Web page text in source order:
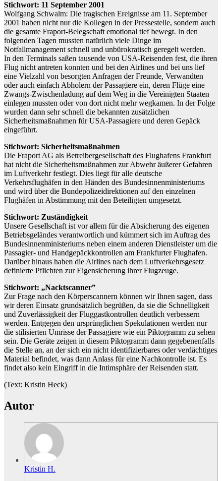
Stichwort: 11 September 2001
Wolfgang Schwalm: Die tragischen Ereignisse am 11. September
2001 haben nicht nur die Kollegen in der Pressestelle, sondern auch
die gesamte Fraport-Belegschaft emotional tief bewegt. In den
folgenden Tagen mussten natürlich viele Dinge im
Notfallmanagement schnell und unbürokratisch geregelt werden.
In den Terminals saßen tausende von USA-Reisenden fest, die ihren
Flug nicht antreten konnten und bei den Airlines und bei uns lief
eine Vielzahl von besorgten Anfragen der Freunde, Verwandten
oder auch einfach Abholern der Passagiere ein, deren Flüge eine
Zwangs-Zwischenladung auf dem Weg in die Vereinigten Staaten
einlegen mussten oder von dort nicht mehr wegkamen. In der Folge
wurden dann sehr schnell die bekannten zusätzlichen
Sicherheitsmaßnahmen für USA-Passagiere und deren Gepäck
eingeführt.
Stichwort: Sicherheitsmaßnahmen
Die Fraport AG als Betreibergesellschaft des Flughafens Frankfurt
hat nicht die Sicherheitsmaßnahmen zur Abwehr äußerer Gefahren
im Luftverkehr festlegt. Dies liegt für alle deutsche
Verkehrsflughäfen in den Händen des Bundesinnenministeriums
und wird über die Bundepolizeidirektionen auf den einzelnen
Flughäfen in Abstimmung mit den Beteiligten umgesetzt.
Stichwort: Zuständigkeit
Unsere Gesellschaft ist vor allem für die Absicherung des eigenen
Betriebsgeländes verantwortlich und kümmert sich im Auftrag des
Bundesinnenministeriums neben einem anderen Dienstleister um die
Passagier- und Handgepäckkontrollen am Frankfurter Flughafen.
Darüber hinaus haben die Airlines nach dem Luftverkehrsgesetz
definierte Pflichten zur Eigensicherung ihrer Flugzeuge.
Stichwort: „Nacktscanner”
Zur Frage nach den Körperscannern können wir Ihnen sagen, dass
wir deren Einsatz grundsätzlich begrüßen, da sie die Schnelligkeit
und Zuverlässigkeit der Fluggastkontrollen deutlich verbessern
werden. Entgegen den ursprünglichen Spekulationen werden nur
die stilisierten Umrisse der Passagiere wie ein Piktogramm zu sehen
sein. Die Geräte zeigen in diesem Piktogramm dann gegebenenfalls
die Stelle an, an der sich ein nicht identifizierbares oder verdächtiges
Material befindet, was dann Anlass für eine Nachkontrolle ist. Es
findet also kein Eingriff in die Intimsphäre der Reisenden statt.
(Text: Kristin Heck)
Autor
Kristin H.